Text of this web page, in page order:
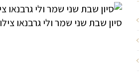
סיון שבת שני שמר ולי גרבנאו